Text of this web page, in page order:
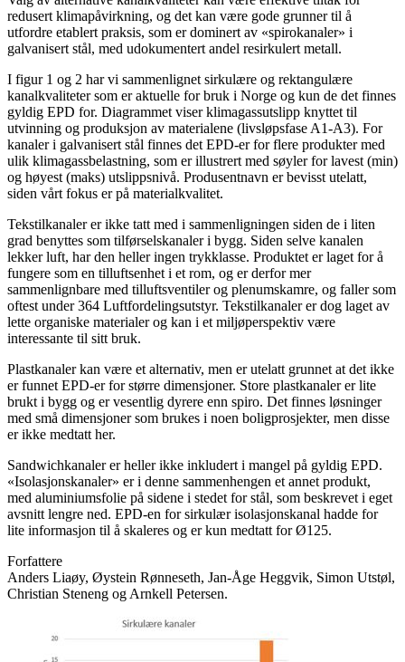
redusert klimapåvirkning, og det kan være gode grunner til å
utfordre etablert praksis, som er dominert av «spirokanaler» i
galvanisert stål, med udokumentert andel resirkulert metall.
I figur 1 og 2 har vi sammenlignet sirkulære og rektangulære
kanalkvaliteter som er aktuelle for bruk i Norge og kun de det finnes
gyldig EPD for. Diagrammet viser klimagassutslipp knyttet til
utvinning og produksjon av materialene (livsløpsfase A1-A3). For
kanaler i galvanisert stål finnes det EPD-er for flere produkter med
ulik klimagassbelastning, som er illustrert med søyler for lavest (min)
og høyest (maks) utslippsnivå. Produsentnavn er bevisst utelatt,
siden vårt fokus er på materialkvalitet.
Tekstilkanaler er ikke tatt med i sammenligningen siden de i liten
grad benyttes som tilførselskanaler i bygg. Siden selve kanalen
lekker luft, har den heller ingen trykklasse. Produktet er laget for å
fungere som en tilluftsenhet i et rom, og er derfor mer
sammenlignbare med tilluftsventiler og plenumskamre, og faller som
oftest under 364 Luftfordelingsutstyr. Tekstilkanaler er dog laget av
lette organiske materialer og kan i et miljøperspektiv være
interessante til sitt bruk.
Plastkanaler kan være et alternativ, men er utelatt grunnet at det ikke
er funnet EPD-er for større dimensjoner. Store plastkanaler er lite
brukt i bygg og er vesentlig dyrere enn spiro. Det finnes løsninger
med små dimensjoner som brukes i noen boligprosjekter, men disse
er ikke medtatt her.
Sandwichkanaler er heller ikke inkludert i mangel på gyldig EPD.
«Isolasjonskanaler» er i denne sammenhengen et annet produkt,
med aluminiumsfolie på sidene i stedet for stål, som beskrevet i eget
avsnitt lengre ned. EPD-en for sirkulær isolasjonskanal hadde for
lite informasjon til å skaleres og er kun medtatt for Ø125.
Forfattere
Anders Liaøy, Øystein Rønneseth, Jan-Åge Heggvik, Simon Utstøl,
Christian Steneng og Arnkell Petersen.